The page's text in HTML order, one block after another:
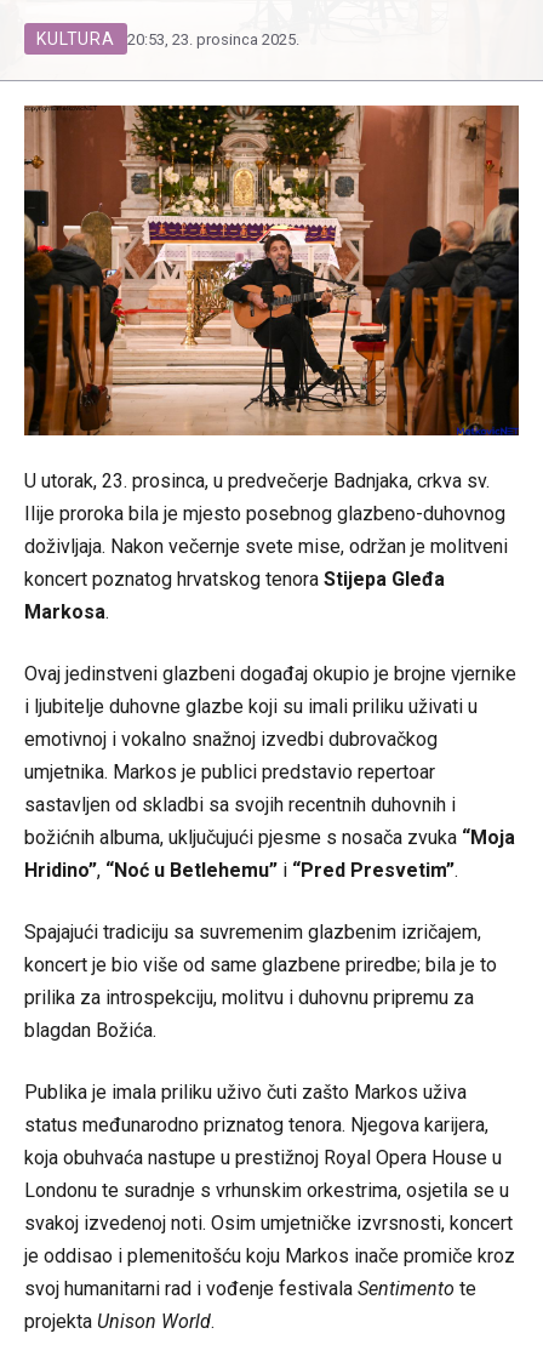
KULTURA 20:53, 23. prosinca 2025.
U utorak, 23. prosinca, u predvečerje Badnjaka, crkva sv.
Ilije proroka bila je mjesto posebnog glazbeno-duhovnog
doživljaja. Nakon večernje svete mise, održan je molitveni
koncert poznatog hrvatskog tenora Stijepa Gleđa
Markosa.
Ovaj jedinstveni glazbeni događaj okupio je brojne vjernike
i ljubitelje duhovne glazbe koji su imali priliku uživati u
emotivnoj i vokalno snažnoj izvedbi dubrovačkog
umjetnika. Markos je publici predstavio repertoar
sastavljen od skladbi sa svojih recentnih duhovnih i
božićnih albuma, uključujući pjesme s nosača zvuka “Moja
Hridino”, “Noć u Betlehemu” i “Pred Presvetim”.
Spajajući tradiciju sa suvremenim glazbenim izričajem,
koncert je bio više od same glazbene priredbe; bila je to
prilika za introspekciju, molitvu i duhovnu pripremu za
blagdan Božića.
Publika je imala priliku uživo čuti zašto Markos uživa
status međunarodno priznatog tenora. Njegova karijera,
koja obuhvaća nastupe u prestižnoj Royal Opera House u
Londonu te suradnje s vrhunskim orkestrima, osjetila se u
svakoj izvedenoj noti. Osim umjetničke izvrsnosti, koncert
je oddisao i plemenitošću koju Markos inače promiče kroz
svoj humanitarni rad i vođenje festivala Sentimento te
projekta Unison World.